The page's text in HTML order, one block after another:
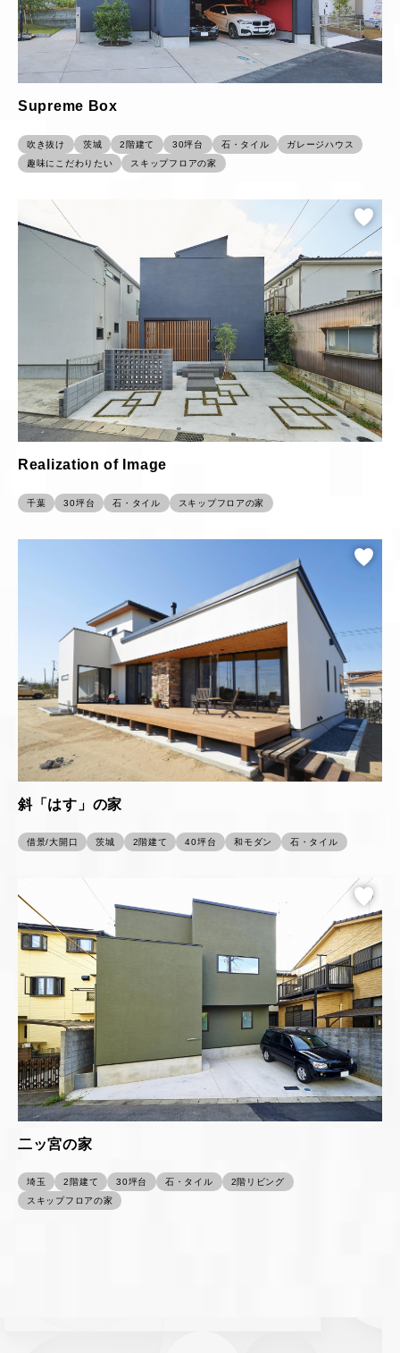
Supreme Box
吹き抜け 茨城 2階建て 30坪台 石・タイル
ガレージハウス
趣味にこだわりたい
スキップフロアの家
Realization of Image
千葉 30坪台 石・タイル スキップフロアの家
斜「はす」の家
借景/大開口 茨城 2階建て 40坪台 和モダン 石・タイル
二ッ宮の家
埼玉 2階建て 30坪台 石・タイル
2階リビング
スキップフロアの家